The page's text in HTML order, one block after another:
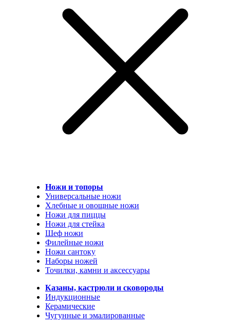
Ножи и топоры
Универсальные ножи
Хлебные и овощные ножи
Ножи для пиццы
Ножи для стейка
Шеф ножи
Филейные ножи
Ножи сантоку
Наборы ножей
Точилки, камни и аксессуары
Казаны, кастрюли и сковороды
Индукционные
Керамические
Чугунные и эмалированные